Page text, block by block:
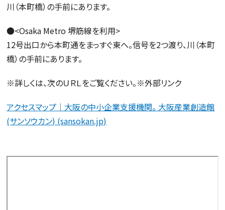
川（本町橋）の手前にあります。
●<Osaka Metro 堺筋線を利用>
12号出口から本町通をまっすぐ東へ。信号を2つ渡り、川（本町
橋）の手前にあります。
※詳しくは、次のＵＲＬをご覧ください。※外部リンク
アクセスマップ｜大阪の中小企業支援機関。 大阪産業創造館
(サンソウカン) (sansokan.jp)